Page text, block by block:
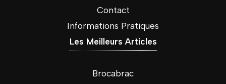
Contact
Informations Pratiques
Les Meilleurs Articles
Brocabrac